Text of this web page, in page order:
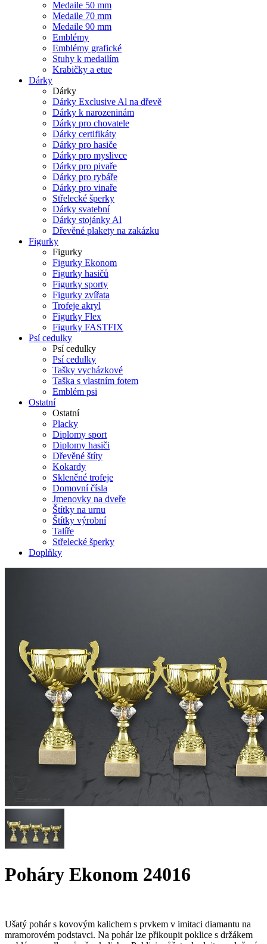
Medaile 50 mm
Medaile 70 mm
Medaile 90 mm
Emblémy
Emblémy grafické
Stuhy k medailím
Krabičky a etue
Dárky
Dárky
Dárky Exclusive Al na dřevě
Dárky k narozeninám
Dárky pro chovatele
Dárky certifikáty
Dárky pro hasiče
Dárky pro myslivce
Dárky pro pivaře
Dárky pro rybáře
Dárky pro vinaře
Střelecké šperky
Dárky svatební
Dárky stojánky Al
Dřevěné plakety na zakázku
Figurky
Figurky
Figurky Ekonom
Figurky hasičů
Figurky sporty
Figurky zvířata
Trofeje akryl
Figurky Flex
Figurky FASTFIX
Psí cedulky
Psí cedulky
Psí cedulky
Tašky vycházkové
Taška s vlastním fotem
Emblém psi
Ostatní
Ostatní
Placky
Diplomy sport
Diplomy hasiči
Dřevěné štíty
Kokardy
Skleněné trofeje
Domovní čísla
Jmenovky na dveře
Štítky na urnu
Štítky výrobní
Talíře
Střelecké šperky
Doplňky
Poháry Ekonom 24016
Ušatý pohár s kovovým kalichem s prvkem v imitaci diamantu na
mramorovém podstavci. Na pohár lze přikoupit poklice s držákem